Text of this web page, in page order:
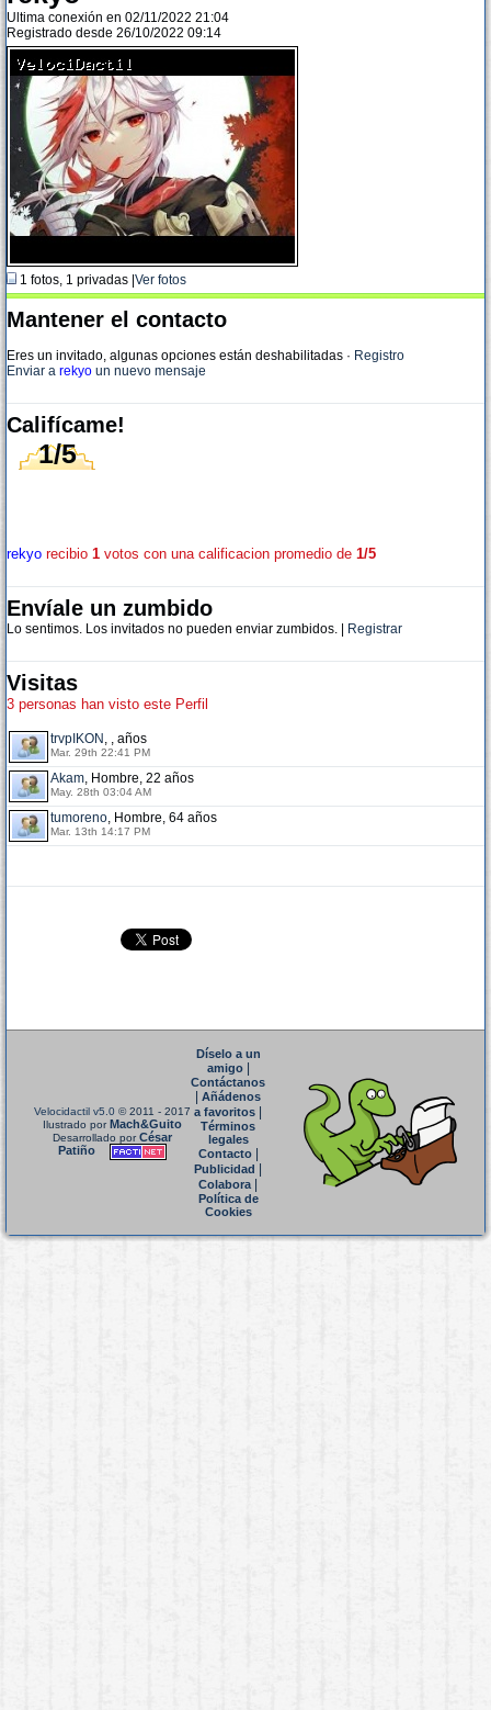
Ultima conexión en 02/11/2022 21:04
Registrado desde 26/10/2022 09:14
1 fotos, 1 privadas | Ver fotos
Mantener el contacto
Eres un invitado, algunas opciones están deshabilitadas · Registro
Enviar a rekyo un nuevo mensaje
Califícame!
1/5
rekyo recibio 1 votos con una calificacion promedio de 1/5
Envíale un zumbido
Lo sentimos. Los invitados no pueden enviar zumbidos. | Registrar
Visitas
3 personas han visto este Perfil
trvpIKON , , años
Mar. 29th 22:41 PM
Akam, Hombre, 22 años
May. 28th 03:04 AM
tumoreno, Hombre, 64 años
Mar. 13th 14:17 PM
Velocidactil v5.0 © 2011 - 2017
Ilustrado porMach&Guito
Desarrollado porCésar
Patiño
Díselo a un
amigo|
Contáctanos
Añádenos
a favoritos
Términos
legales
Contacto|
Publicidad
Colabora|
Política de
Cookies